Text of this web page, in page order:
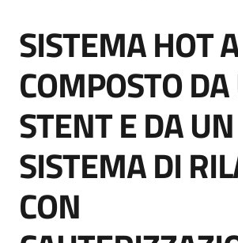
Bandi
e
di
Supporto
Piattaforme
Salta al contenuto
SISTEMA HOT
COMPOSTO
STENT E DA UN
SISTEMA DI
CON